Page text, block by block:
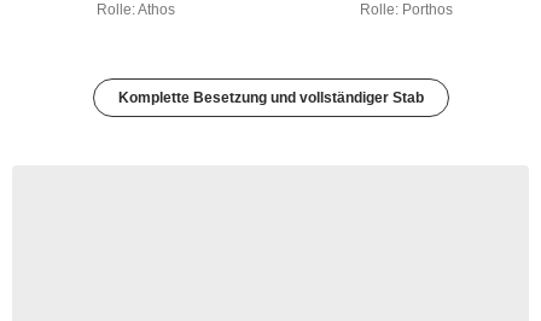
Rolle: Athos Rolle: Porthos
Komplette Besetzung und vollständiger Stab